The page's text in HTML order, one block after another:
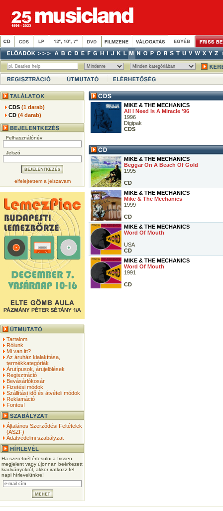
CDS(1 darab)
CD(4 darab)
Felhasználónév
Jelszó
elfelejtettem a jelszavam
Tartalom
Rólunk
Mi van itt?
Az áruház kialakítása,
termékkategóriák
Árutípusok, árujelölések
Regisztráció
Bevásárlókosár
Fizetési módok
Szállítási idő és átvételi módok
Reklamáció
Fontos!
Általános Szerződési Feltételek
(ÁSZF)
Adatvédelmi szabályzat
Ha szeretnél értesülni a frissen
megjelent vagy újonnan beérkezett
kiadványokról, akkor iratkozz fel
napi hírlevelünkre!
MIKE & THE MECHANICS
All I Need Is A Miracle '96
1996
Digipak
CDS
MIKE & THE MECHANICS
Beggar On A Beach Of Gold
1995
CD
MIKE & THE MECHANICS
Mike & The Mechanics
1999
CD
MIKE & THE MECHANICS
Word Of Mouth
USA
CD
MIKE & THE MECHANICS
Word Of Mouth
1991
CD